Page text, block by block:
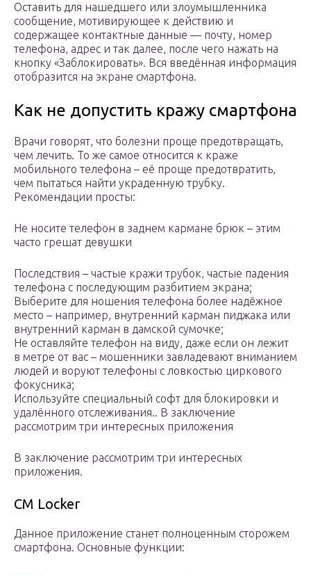
Оставить для нашедшего или злоумышленника
сообщение, мотивирующее к действию и
содержащее контактные данные — почту, номер
телефона, адрес и так далее, после чего нажать на
кнопку «Заблокировать». Вся введённая информация
отобразится на экране смартфона.
Как не допустить кражу смартфона
Врачи говорят, что болезни проще предотвращать,
чем лечить. То же самое относится к краже
мобильного телефона – её проще предотвратить,
чем пытаться найти украденную трубку.
Рекомендации просты:
Не носите телефон в заднем кармане брюк – этим
часто грешат девушки
Последствия – частые кражи трубок, частые падения
телефона с последующим разбитием экрана;
Выберите для ношения телефона более надёжное
место – например, внутренний карман пиджака или
внутренний карман в дамской сумочке;
Не оставляйте телефон на виду, даже если он лежит
в метре от вас – мошенники завладевают вниманием
людей и воруют телефоны с ловкостью циркового
фокусника;
Используйте специальный софт для блокировки и
удалённого отслеживания.. В заключение
рассмотрим три интересных приложения
В заключение рассмотрим три интересных
приложения.
CM Locker
Данное приложение станет полноценным сторожем
смартфона. Основные функции: